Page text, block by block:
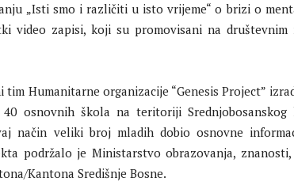
„Isti smo i različiti u isto vrijeme“ o brizi o
video zapisi, koji su promovisani na društevnim
Humanitarne organizacije “Genesis Project”
osnovnih škola na teritoriji Srednjobosanskog
način veliki broj mladih dobio osnovne
podržalo je Ministarstvo obrazovanja,
Kantona Središnje Bosne.